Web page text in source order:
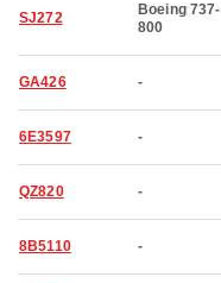
SJ272
Boeing 737-
800
GA426 -
6E3597 -
QZ820 -
8B5110 -